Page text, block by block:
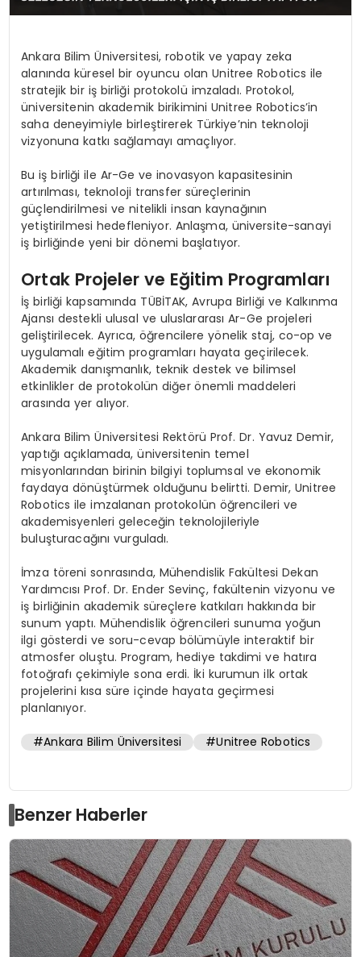
Ankara Bilim Üniversitesi, robotik ve yapay zeka
alanında küresel bir oyuncu olan Unitree Robotics ile
stratejik bir iş birliği protokolü imzaladı. Protokol,
üniversitenin akademik birikimini Unitree Robotics’in
saha deneyimiyle birleştirerek Türkiye’nin teknoloji
vizyonuna katkı sağlamayı amaçlıyor.
Bu iş birliği ile Ar-Ge ve inovasyon kapasitesinin
artırılması, teknoloji transfer süreçlerinin
güçlendirilmesi ve nitelikli insan kaynağının
yetiştirilmesi hedefleniyor. Anlaşma, üniversite-sanayi
iş birliğinde yeni bir dönemi başlatıyor.
Ortak Projeler ve Eğitim Programları
İş birliği kapsamında TÜBİTAK, Avrupa Birliği ve Kalkınma
Ajansı destekli ulusal ve uluslararası Ar-Ge projeleri
geliştirilecek. Ayrıca, öğrencilere yönelik staj, co-op ve
uygulamalı eğitim programları hayata geçirilecek.
Akademik danışmanlık, teknik destek ve bilimsel
etkinlikler de protokolün diğer önemli maddeleri
arasında yer alıyor.
Ankara Bilim Üniversitesi Rektörü Prof. Dr. Yavuz Demir,
yaptığı açıklamada, üniversitenin temel
misyonlarından birinin bilgiyi toplumsal ve ekonomik
faydaya dönüştürmek olduğunu belirtti. Demir, Unitree
Robotics ile imzalanan protokolün öğrencileri ve
akademisyenleri geleceğin teknolojileriyle
buluşturacağını vurguladı.
İmza töreni sonrasında, Mühendislik Fakültesi Dekan
Yardımcısı Prof. Dr. Ender Sevinç, fakültenin vizyonu ve
iş birliğinin akademik süreçlere katkıları hakkında bir
sunum yaptı. Mühendislik öğrencileri sunuma yoğun
ilgi gösterdi ve soru-cevap bölümüyle interaktif bir
atmosfer oluştu. Program, hediye takdimi ve hatıra
fotoğrafı çekimiyle sona erdi. İki kurumun ilk ortak
projelerini kısa süre içinde hayata geçirmesi
planlanıyor.
#Ankara Bilim Üniversitesi #Unitree Robotics
Benzer Haberler